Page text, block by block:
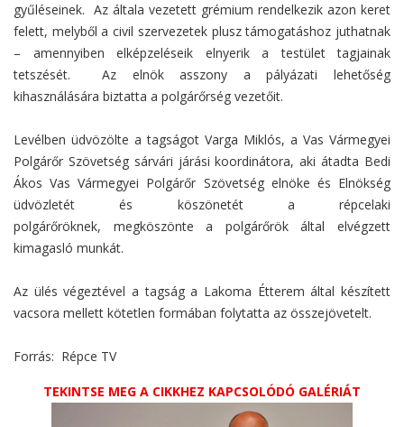
gyűléseinek. Az általa vezetett grémium rendelkezik azon keret
felett, melyből a civil szervezetek plusz támogatáshoz juthatnak
– amennyiben elképzeléseik elnyerik a testület tagjainak
tetszését. Az elnök asszony a pályázati lehetőség
kihasználására biztatta a polgárőrség vezetőit.
Levélben üdvözölte a tagságot Varga Miklós, a Vas Vármegyei
Polgárőr Szövetség sárvári járási koordinátora, aki átadta Bedi
Ákos Vas Vármegyei Polgárőr Szövetség elnöke és Elnökség
üdvözletét és köszönetét a répcelaki
polgárőröknek, megköszönte a polgárőrök által elvégzett
kimagasló munkát.
Az ülés végeztével a tagság a Lakoma Étterem által készített
vacsora mellett kötetlen formában folytatta az összejövetelt.
Forrás: Répce TV
TEKINTSE MEG A CIKKHEZ KAPCSOLÓDÓ GALÉRIÁT